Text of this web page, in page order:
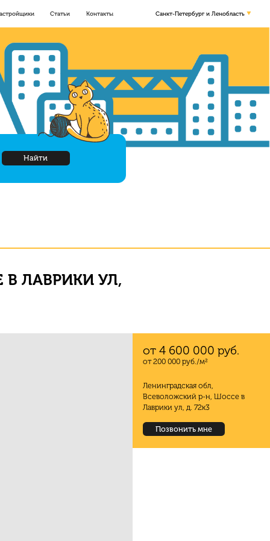
Статьи Контакты Санкт-Петербург и Ленобласть
Найти
ЛАВРИКИ УЛ,
от 4 600 000 руб.
от 200 000 руб./м²
Ленинградская обл,
Всеволожский р-н, Шоссе в
Лаврики ул, д. 72к3
Позвонить мне